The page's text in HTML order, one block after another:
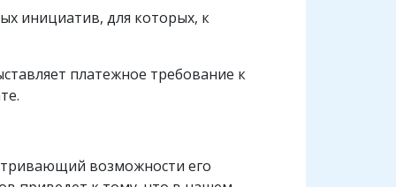
инициатив, для которых, к
платежное требование к
возможности его